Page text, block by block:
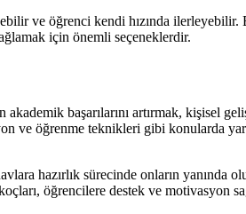
ve öğrenci kendi hızında
için önemli seçeneklerdir.
başarılarını artırmak, kişisel
ve öğrenme teknikleri gibi konularda
hazırlık sürecinde onların yanında
öğrencilere destek ve motivasyon